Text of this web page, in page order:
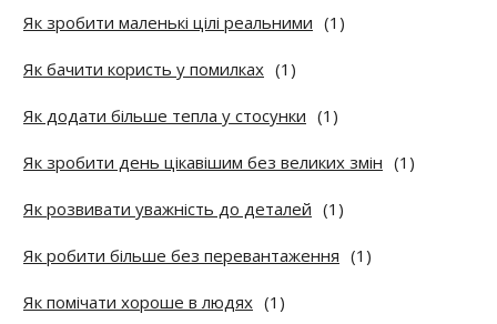
Як зробити маленькі цілі реальними (1)
Як бачити користь у помилках (1)
Як додати більше тепла у стосунки (1)
Як зробити день цікавішим без великих змін (1)
Як розвивати уважність до деталей (1)
Як робити більше без перевантаження (1)
Як помічати хороше в людях (1)